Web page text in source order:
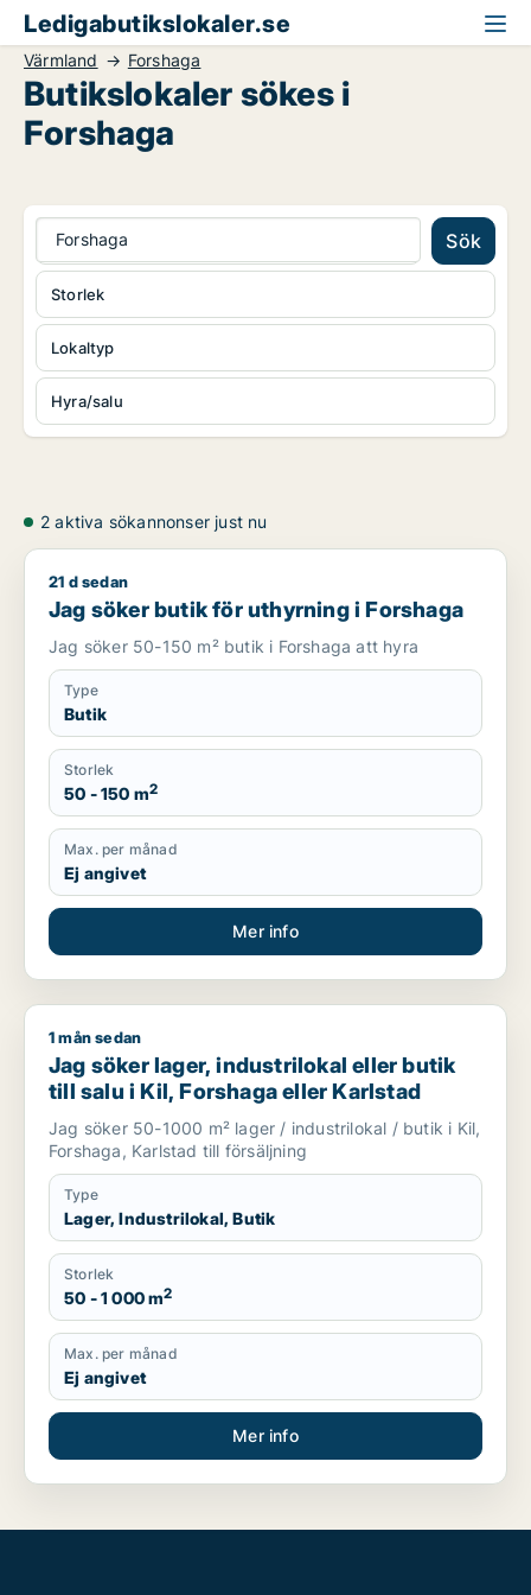
Ledigabutikslokaler.se
Värmland Forshaga
Butikslokaler sökes i
Forshaga
Forshaga Sök
Lokaltyp
Hyra/salu
Storlek
2 aktiva sökannonser just nu
Jag söker butik för uthyrning i Forshaga
21 d sedan
Jag söker butik för uthyrning i Forshaga
Jag söker 50-150 m² butik i Forshaga att hyra
Type
Butik
Storlek
50 - 150 m2
Max. per månad
Ej angivet
Mer info
Jag söker lager, industrilokal eller butik till salu i Kil,
1 mån sedan
Jag söker lager, industrilokal eller butik
till salu i Kil, Forshaga eller Karlstad
Jag söker 50-1000 m² lager / industrilokal / butik i Kil,
Forshaga, Karlstad till försäljning
Type
Lager, Industrilokal, Butik
Storlek
50 - 1 000 m2
Max. per månad
Ej angivet
Mer info